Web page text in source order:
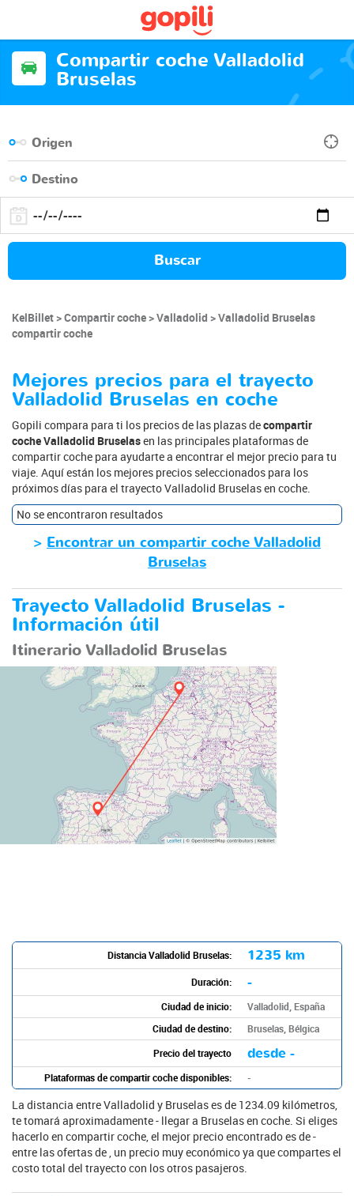
Compartir coche Valladolid
Bruselas
Buscar
KelBillet Compartir coche Valladolid
Valladolid Bruselas
compartir coche
Mejores precios para el trayecto
Valladolid Bruselas en coche
Gopili compara para ti los precios de las plazas decompartir
coche Valladolid Bruselasen las principales plataformas de
compartir coche para ayudarte a encontrar el mejor precio para tu
viaje. Aquí están los mejores precios seleccionados para los
próximos días para el trayecto Valladolid Bruselas en coche.
No se encontraron resultados
> Encontrar un compartir coche Valladolid
Bruselas
Trayecto Valladolid Bruselas -
Información útil
Itinerario Valladolid Bruselas
Distancia Valladolid Bruselas: 1235 km
Duración: -
Ciudad de inicio:
Valladolid, España
Ciudad de destino:
Bruselas, Bélgica
Precio del trayecto
desde -
Plataformas de compartir coche disponibles: -
La distancia entre Valladolid y Bruselas es de 1234.09 kilómetros,
te tomará aproximadamente - llegar a Bruselas en coche. Si eliges
hacerlo en compartir coche, el mejor precio encontrado es de -
entre las ofertas de , un precio muy económico ya que compartes el
costo total del trayecto con los otros pasajeros.